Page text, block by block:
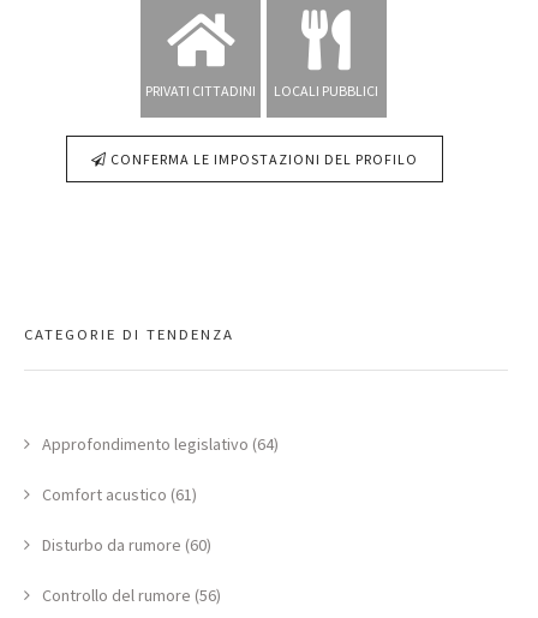
PRIVATI CITTADINI LOCALI PUBBLICI
CONFERMA LE IMPOSTAZIONI DEL PROFILO
CATEGORIE DI TENDENZA
Approfondimento legislativo (64)
Comfort acustico (61)
Disturbo da rumore (60)
Controllo del rumore (56)